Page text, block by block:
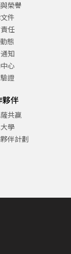
榮譽
件
任
態
知
心
證
夥伴
共贏
學
伴計劃